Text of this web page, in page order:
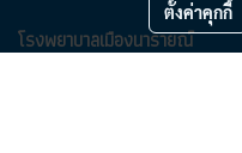
โรงพยาบาลเมืองนารายณ์
ตั้งค่าคุกกี้